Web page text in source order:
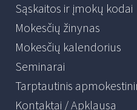
Sąskaitos ir įmokų kodai
Mokesčių žinynas
Mokesčių kalendorius
Seminarai
Tarptautinis
Kontaktai / Apklausa